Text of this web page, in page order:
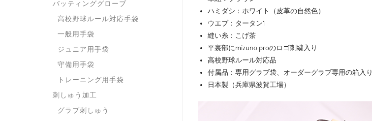
ハミダシ：ホワイト（皮革の自然色）
ウエブ：タータン1
縫い糸：こげ茶
平裏部にmizuno proのロゴ刺繍入り
高校野球ルール対応品
付属品：専用グラブ袋、オーダーグラブ専用の箱入り
日本製（兵庫県波賀工場）
バッティンググローブ
高校野球ルール対応手袋
一般用手袋
ジュニア用手袋
守備用手袋
トレーニング用手袋
刺しゅう加工
グラブ刺しゅう